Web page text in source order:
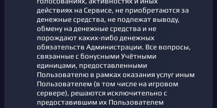
действиях на Сервисе, не приобретаются за
денежные средства, не подлежат выводу,
обмену на денежные средства и не
порождают каких-либо денежных
обязательств Администрации. Все вопросы,
связанные с бонусными Учётными
единицами, предоставленными
Пользователю в рамках оказания услуг иным
Пользователем (в том числе на игровом
сервере), решаются исключительно с
предоставившим их Пользователем